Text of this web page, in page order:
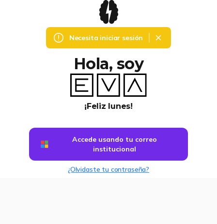
Hola, soy
¡Feliz lunes!
Accede usando tu correo
institucional
¿Olvidaste tu contraseña?
Necesita iniciar sesión